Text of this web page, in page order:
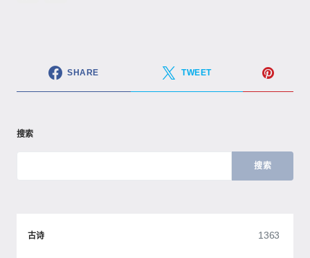
SHARE TWEET
搜索
搜索
古诗 1363